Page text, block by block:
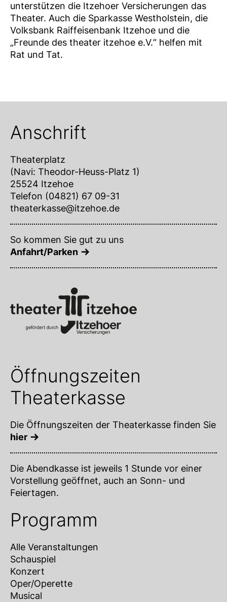
unterstützen die Itzehoer Versicherungen das
Theater. Auch die Sparkasse Westholstein, die
Volksbank Raiffeisenbank Itzehoe und die
„Freunde des theater itzehoe e.V.“ helfen mit
Rat und Tat.
Anschrift
Theaterplatz
(Navi: Theodor-Heuss-Platz 1)
25524 Itzehoe
Telefon (04821) 67 09-31
theaterkasse@itzehoe.de
So kommen Sie gut zu uns
Anfahrt/Parken
Öffnungszeiten
Theaterkasse
Die Öffnungszeiten der Theaterkasse finden Sie
hier
Die Abendkasse ist jeweils 1 Stunde vor einer
Vorstellung geöffnet, auch an Sonn- und
Feiertagen.
Programm
Alle Veranstaltungen
Schauspiel
Konzert
Oper/Operette
Musical